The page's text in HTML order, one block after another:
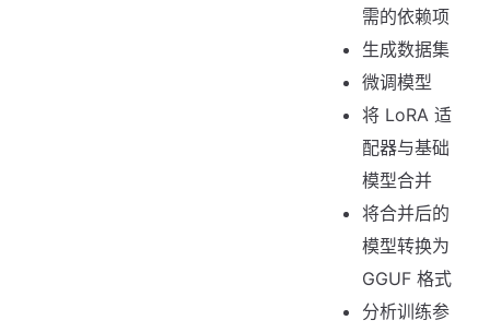
需的依赖项
生成数据集
微调模型
将 LoRA 适
配器与基础
模型合并
将合并后的
模型转换为
GGUF 格式
分析训练参